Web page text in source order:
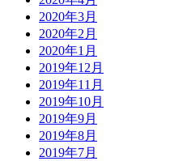
2020年3月
2020年2月
2020年1月
2019年12月
2019年11月
2019年10月
2019年9月
2019年8月
2019年7月